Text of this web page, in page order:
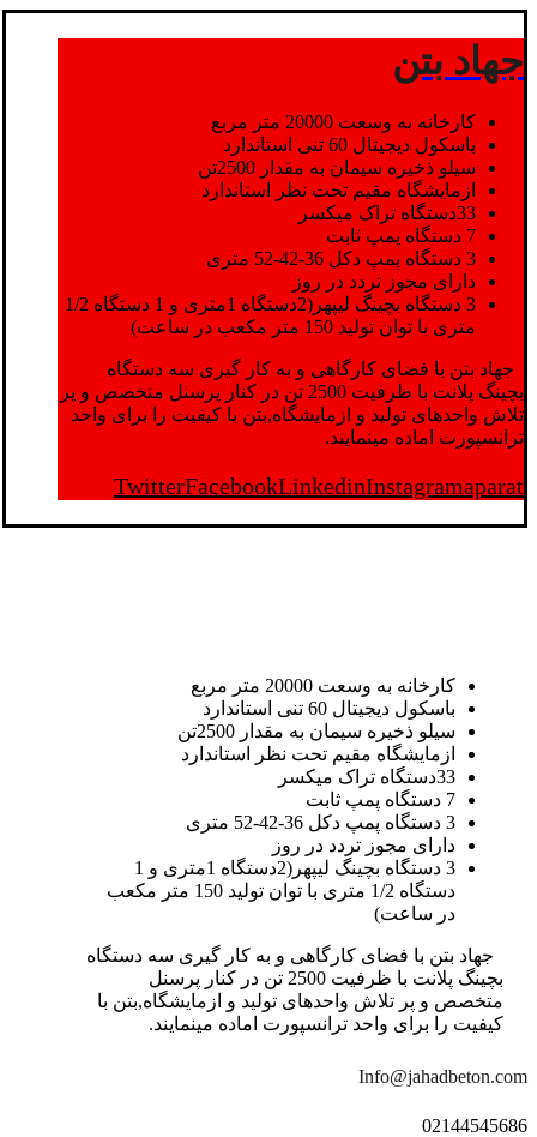
جهاد بتن
کارخانه به وسعت 20000 متر مربع
باسکول دیجیتال 60 تنی استاندارد
سیلو ذخیره سیمان به مقدار 2500تن
ازمایشگاه مقیم تحت نظر استاندارد
33دستگاه تراک میکسر
7 دستگاه پمپ ثابت
3 دستگاه پمپ دکل 36-42-52 متری
دارای مجوز تردد در روز
3 دستگاه بچینگ لیپهر(2دستگاه 1متری و 1 دستگاه 1/2
متری با توان تولید 150 متر مکعب در ساعت)
جهاد بتن با فضای کارگاهی و به کار گیری سه دستگاه
بچینگ پلانت با ظرفیت 2500 تن در کنار پرسنل متخصص و پر
تلاش واحدهای تولید و ازمایشگاه,بتن با کیفیت را برای واحد
ترانسپورت اماده مینمایند.
TwitterFacebookLinkedinInstagramaparat
کارخانه به وسعت 20000 متر مربع
باسکول دیجیتال 60 تنی استاندارد
سیلو ذخیره سیمان به مقدار 2500تن
ازمایشگاه مقیم تحت نظر استاندارد
33دستگاه تراک میکسر
7 دستگاه پمپ ثابت
3 دستگاه پمپ دکل 36-42-52 متری
دارای مجوز تردد در روز
3 دستگاه بچینگ لیپهر(2دستگاه 1متری و 1
دستگاه 1/2 متری با توان تولید 150 متر مکعب
در ساعت)
جهاد بتن با فضای کارگاهی و به کار گیری سه دستگاه
بچینگ پلانت با ظرفیت 2500 تن در کنار پرسنل
متخصص و پر تلاش واحدهای تولید و ازمایشگاه,بتن با
کیفیت را برای واحد ترانسپورت اماده مینمایند.
Info@jahadbeton.com
02144545686